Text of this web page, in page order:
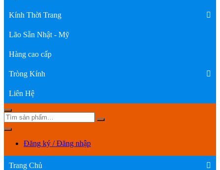
Kính Thời Trang
Lão Sẵn Nhật - Mỹ
Hàng cao cấp
Tròng Kính
Liên Hệ
Đăng ký / Đăng nhập
Trang Chủ